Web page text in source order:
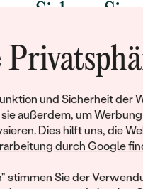
und Sicherheit der
außerdem, um Werbung
Dies hilft uns, die
durch Google
stimmen Sie der
Kategorie gesehen.
Sichern Sie
Rabatt auf
Werden Sie Teil
und entdecken Sie die
gefertigten Schmucks
Ihren ersten